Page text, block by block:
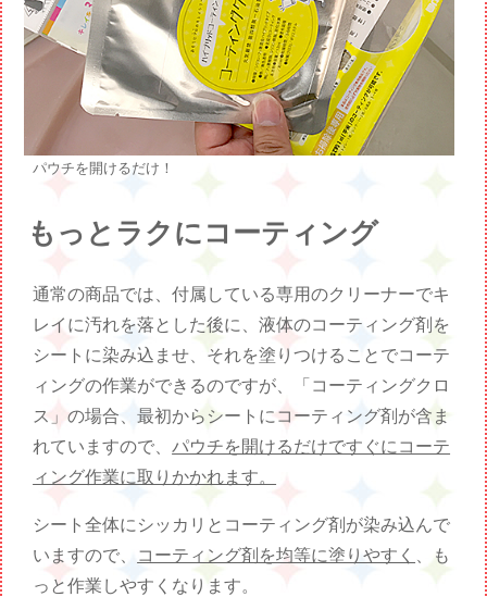
パウチを開けるだけ！
もっとラクにコーティング
通常の商品では、付属している専用のクリーナーでキ
レイに汚れを落とした後に、液体のコーティング剤を
シートに染み込ませ、それを塗りつけることでコーテ
ィングの作業ができるのですが、「コーティングクロ
ス」の場合、最初からシートにコーティング剤が含ま
れていますので、パウチを開けるだけですぐにコーテ
ィング作業に取りかかれます。
シート全体にシッカリとコーティング剤が染み込んで
いますので、
コーティング剤を均等に塗りやすく
、も
っと作業しやすくなります。